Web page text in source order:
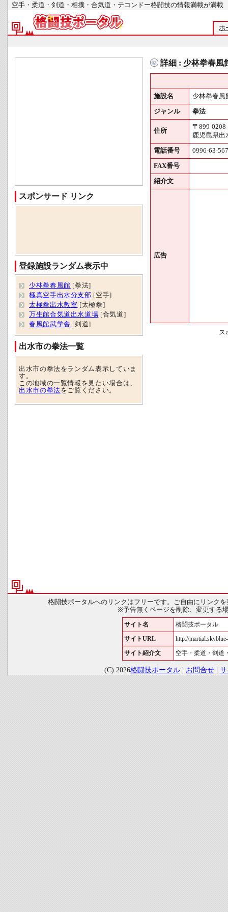
空手・柔道・剣道・相撲・合気道・テコンドー格闘技の情報満載が
ホ
詳細 : 少林拳春風
施設名 少林拳春風
ジャンル 拳法
住所
〒899-0208
鹿児島県出
電話番号 0996-63-
FAX番号
紹介文
広告
ス
スポンサード リンク
登録施設ランダム表示中
少林拳春風館 [拳法]
極真空手出水分支部 [空手]
太極拳出水教室 [太極拳]
万生館合気道出水道場 [合気道]
春風館武学舎 [剣道]
出水市の拳法一覧
出水市の拳法をランダム表示していま
す。
この地域の一覧情報を見たい場合は、
出水市の拳法をご覧ください。
格闘技ポータルへのリンクはフリーです。ご自由にリンク
※予告無くページを削除、変更する
サイト名 格闘技ポータル
サイトURL http://
サイト紹介文 空手・柔道・剣道
(C) 2026格闘技ポータル| お問合せ|